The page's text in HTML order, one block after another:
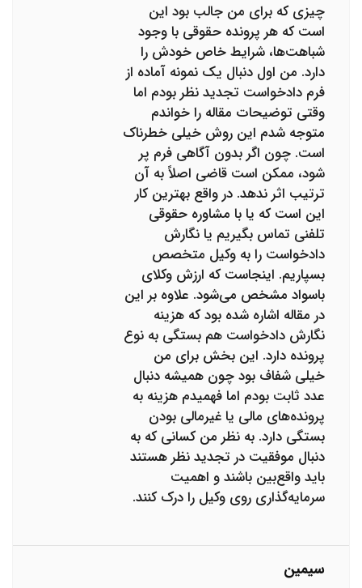
چیزی که برای من جالب بود این
است که هر پرونده حقوقی با وجود
شباهت‌ها، شرایط خاص خودش را
دارد. من اول دنبال یک نمونه آماده از
فرم دادخواست تجدید نظر بودم اما
وقتی توضیحات مقاله را خواندم
متوجه شدم این روش خیلی خطرناک
است. چون اگر بدون آگاهی فرم پر
شود، ممکن است قاضی اصلاً به آن
ترتیب اثر ندهد. در واقع بهترین کار
این است که یا با مشاوره حقوقی
تلفنی تماس بگیریم یا نگارش
دادخواست را به وکیل متخصص
بسپاریم. اینجاست که ارزش وکلای
باسواد مشخص می‌شود. علاوه بر این
در مقاله اشاره شده بود که هزینه
نگارش دادخواست هم بستگی به نوع
پرونده دارد. این بخش برای من
خیلی شفاف بود چون همیشه دنبال
عدد ثابت بودم اما فهمیدم هزینه به
پرونده‌های مالی یا غیرمالی بودن
بستگی دارد. به نظر من کسانی که به
دنبال موفقیت در تجدید نظر هستند
باید واقع‌بین باشند و اهمیت
سرمایه‌گذاری روی وکیل را درک کنند.
سیمین